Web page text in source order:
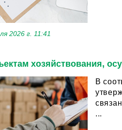
2026 г. 11:41
хозяйствования,
В
...